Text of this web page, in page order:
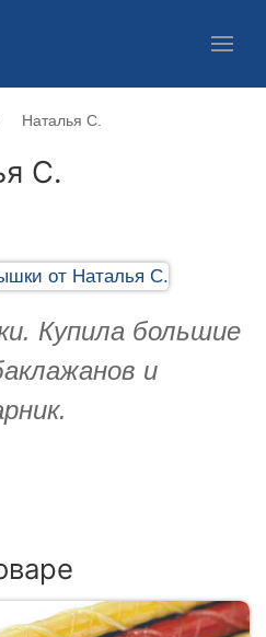
Наталья С.
С.
Купила большие
и